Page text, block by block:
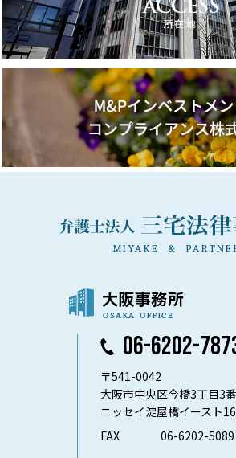
06-6202-
〒541-0042
大阪市中央区今橋3丁目3
ニッセイ淀屋橋イースト
FAX
06-6202-5089